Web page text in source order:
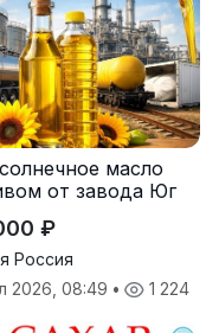
масло
от завода Юг
₽
Россия
2026, 08:49 • 1 224